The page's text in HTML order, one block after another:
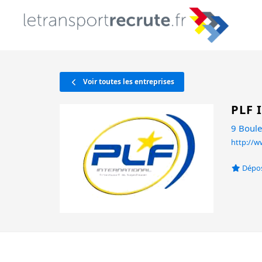
Voir toutes les entreprises
PLF
9
http://